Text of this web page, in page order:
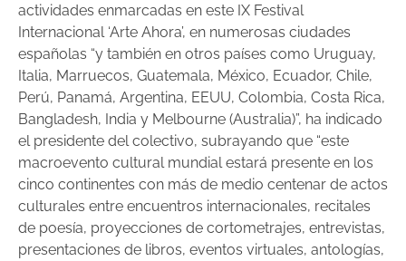
actividades enmarcadas en este IX Festival
Internacional ‘Arte Ahora’, en numerosas ciudades
españolas “y también en otros países como Uruguay,
Italia, Marruecos, Guatemala, México, Ecuador, Chile,
Perú, Panamá, Argentina, EEUU, Colombia, Costa Rica,
Bangladesh, India y Melbourne (Australia)”, ha indicado
el presidente del colectivo, subrayando que “este
macroevento cultural mundial estará presente en los
cinco continentes con más de medio centenar de actos
culturales entre encuentros internacionales, recitales
de poesía, proyecciones de cortometrajes, entrevistas,
presentaciones de libros, eventos virtuales, antologías,